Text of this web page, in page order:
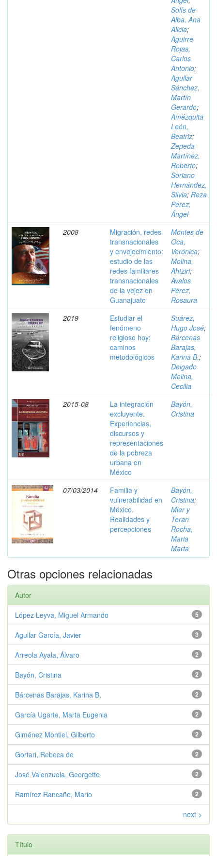
Solís de
Alba, Ana
Alicia;
Aguirre
Rojas,
Carlos
Antonio;
Aguilar
Sánchez,
Martín
Gerardo;
Amézquita
León,
Beatriz;
Zepeda
Martínez,
Roberto;
Soriano
Hernández,
Silvia; Reza
Pérez,
Ángel
2008
Migración, redes
transnacionales
y envejecimiento:
estudio de las
redes familiares
transnacionales
de la vejez en
Guanajuato
Montes de
Oca,
Verónica;
Molina,
Ahtziri;
Avalos
Pérez,
Rosaura
2019
Estudiar el
fenómeno
religioso hoy:
caminos
metodológicos
Suárez,
Hugo José;
Bárcenas
Barajas,
Karina B.;
Delgado
Molina,
Cecilia
2015-08
La integración
excluyente.
Experiencias,
discursos y
representaciones
de la pobreza
urbana en
México
Bayón,
Cristina
07/03/2014
Familia y
vulnerabilidad en
México.
Realidades y
percepciones
Bayón,
Cristina;
Mier y
Teran
Rocha,
Maria
Marta
Otras opciones relacionadas
Autor
5
López Leyva, Miguel Armando
3
Aguilar García, Javier
2
Arreola Ayala, Álvaro
2
Bayón, Cristina
2
Bárcenas Barajas, Karina B.
2
García Ugarte, Marta Eugenia
2
Giménez Montiel, Gilberto
2
Gortari, Rebeca de
2
José Valenzuela, Georgette
2
Ramírez Rancaño, Mario
next >
Título